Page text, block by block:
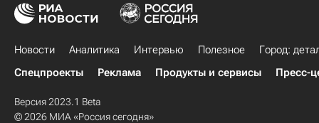
Новости Аналитика Интервью Полезное
Город:
Спецпроекты
Реклама Продукты и сервисы Пресс-
Версия 2023.1 Beta
© 2026 МИА «Россия сегодня»